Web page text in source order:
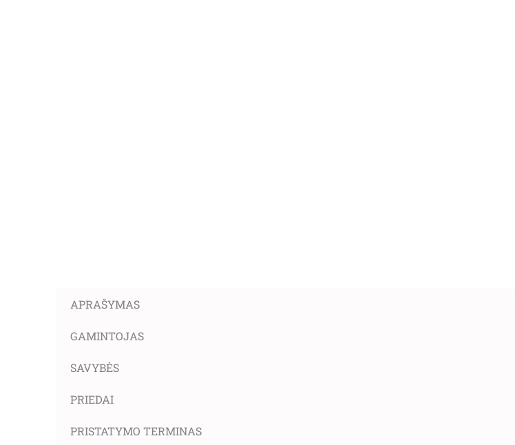
APRAŠYMAS
GAMINTOJAS
SAVYBĖS
PRIEDAI
PRISTATYMO TERMINAS